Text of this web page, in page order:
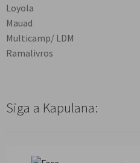
Loyola
Mauad
Multicamp/ LDM
Ramalivros
Siga a Kapulana: